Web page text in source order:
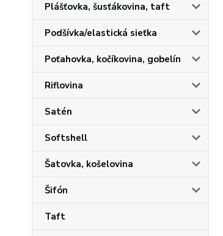
Plášťovka, šusťákovina, taft
Podšívka/elastická sieťka
Poťahovka, kočíkovina, gobelín
Riflovina
Satén
Softshell
Šatovka, košelovina
Šifón
Taft